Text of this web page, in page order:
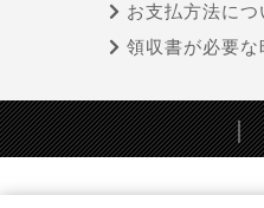
お支払方法につ
領収書が必要な